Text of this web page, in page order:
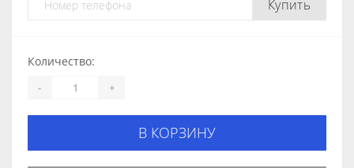
Купить
Количество:
- +
В КОРЗИНУ